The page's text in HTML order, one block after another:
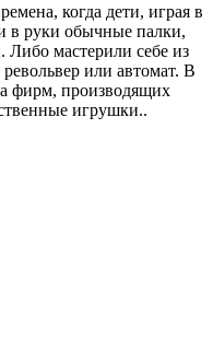
когда дети, играя в
в руки обычные палки,
Либо мастерили себе из
или автомат. В
фирм, производящих
игрушки..